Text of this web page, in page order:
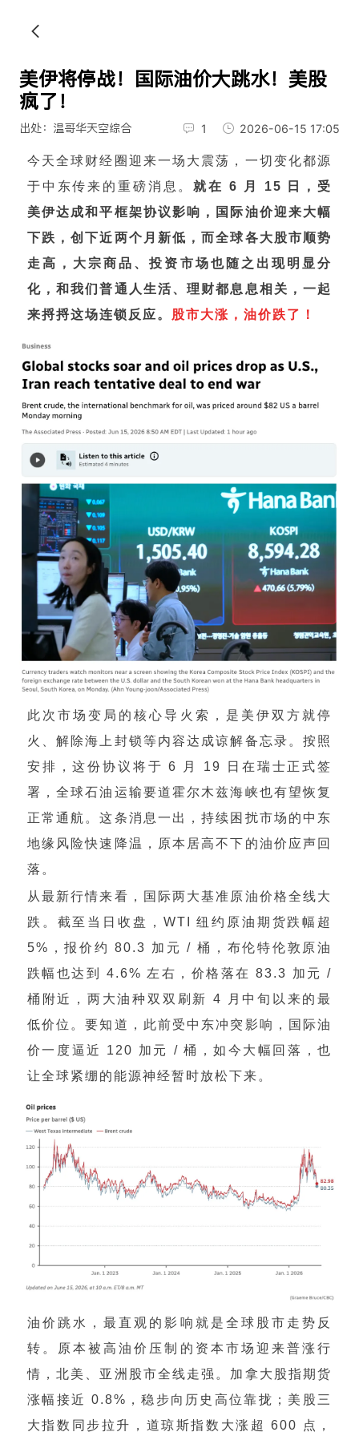
美伊将停战！国际油价大跳水！美股
疯了！
出处：温哥华天空综合 1 2026-06-15 17:05
今天全球财经圈迎来一场大震荡，一切变化都源
于中东传来的重磅消息。就在 6 月 15 日，受
美伊达成和平框架协议影响，国际油价迎来大幅
下跌，创下近两个月新低，而全球各大股市顺势
走高，大宗商品、投资市场也随之出现明显分
化，和我们普通人生活、理财都息息相关，一起
来捋捋这场连锁反应。 股市大涨，油价跌了！
此次市场变局的核心导火索，是美伊双方就停
火、解除海上封锁等内容达成谅解备忘录。按照
安排，这份协议将于 6 月 19 日在瑞士正式签
署，全球石油运输要道霍尔木兹海峡也有望恢复
正常通航。这条消息一出，持续困扰市场的中东
地缘风险快速降温，原本居高不下的油价应声回
落。
从最新行情来看，国际两大基准原油价格全线大
跌。截至当日收盘，WTI 纽约原油期货跌幅超
5%，报价约 80.3 加元 / 桶，布伦特伦敦原油
跌幅也达到 4.6% 左右，价格落在 83.3 加元 /
桶附近，两大油种双双刷新 4 月中旬以来的最
低价位。要知道，此前受中东冲突影响，国际油
价一度逼近 120 加元 / 桶，如今大幅回落，也
让全球紧绷的能源神经暂时放松下来。
油价跳水，最直观的影响就是全球股市走势反
转。原本被高油价压制的资本市场迎来普涨行
情，北美、亚洲股市全线走强。加拿大股指期货
涨幅接近 0.8%，稳步向历史高位靠拢；美股三
大指数同步拉升，道琼斯指数大涨超 600 点，